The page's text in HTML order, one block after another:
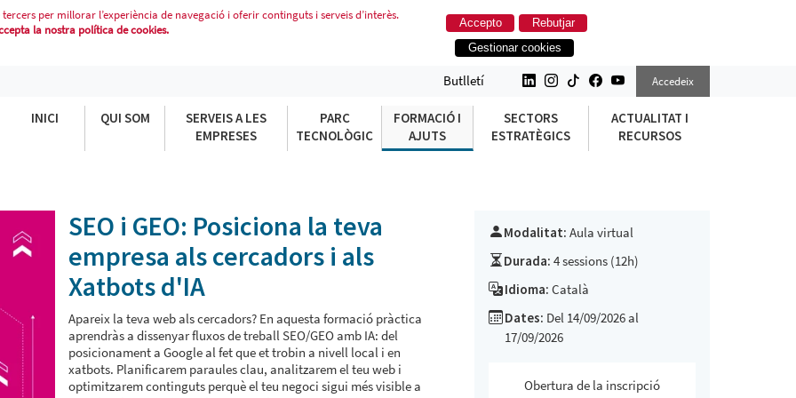
per millorar l’experiència de navegació i oferir continguts i serveis d’interès.
la nostra política de cookies.
Accepto
Rebutjar
Gestionar cookies
ALS CERCADORS I ALS XATBOTS D&#39;IA
Butlletí Accedeix
INICI QUI SOM
SERVEIS A LES
EMPRESES
PARC
TECNOLÒGIC
FORMACIÓ I
AJUTS
SECTORS
ESTRATÈGICS
ACTUALITAT I
RECURSOS
SEO i GEO: Posiciona la teva
empresa als cercadors i als
Xatbots d'IA
Apareix la teva web als cercadors? En aquesta formació pràctica
aprendràs a dissenyar fluxos de treball SEO/GEO amb IA: del
posicionament a Google al fet que et trobin a nivell local i en
xatbots. Planificarem paraules clau, analitzarem el teu web i
optimitzarem continguts perquè el teu negoci sigui més visible a
Modalitat: Aula virtual
Durada: 4 sessions (12h)
Idioma: Català
Dates: Del 14/09/2026 al
17/09/2026
Obertura de la inscripció